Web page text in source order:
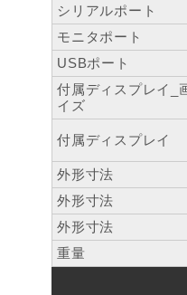
シリアルポート
モニタポート
USBポート
付属ディスプレイ_
イズ
付属ディスプレイ
外形寸法
外形寸法
外形寸法
重量